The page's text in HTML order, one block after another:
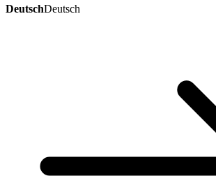
DeutschDeutsch